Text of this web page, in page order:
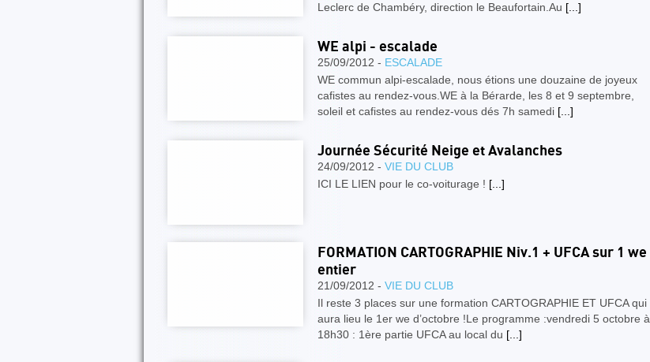
Leclerc de Chambéry, direction le Beaufortain.Au [...]
WE alpi - escalade
25/09/2012 - ESCALADE
WE commun alpi-escalade, nous étions une douzaine de joyeux
cafistes au rendez-vous.WE à la Bérarde, les 8 et 9 septembre,
soleil et cafistes au rendez-vous dés 7h samedi [...]
Journée Sécurité Neige et Avalanches
24/09/2012 - VIE DU CLUB
ICI LE LIEN pour le co-voiturage ! [...]
FORMATION CARTOGRAPHIE Niv.1 + UFCA sur 1 we
entier
21/09/2012 - VIE DU CLUB
Il reste 3 places sur une formation CARTOGRAPHIE ET UFCA qui
aura lieu le 1er we d’octobre !Le programme :vendredi 5 octobre à
18h30 : 1ère partie UFCA au local du [...]